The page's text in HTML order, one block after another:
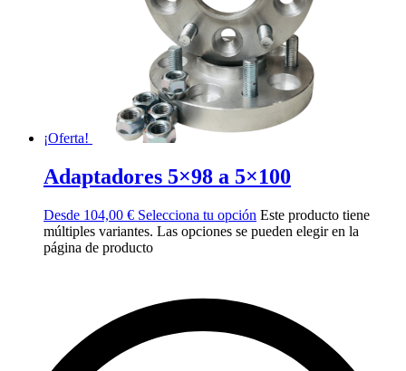
¡Oferta!
Adaptadores 5×98 a 5×100
Desde 104,00 € Selecciona tu opción Este producto tiene
múltiples variantes. Las opciones se pueden elegir en la
página de producto